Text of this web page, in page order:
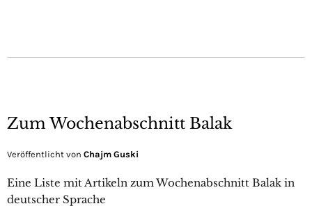
Zum Wochenabschnitt Balak
Veröffentlicht von Chajm Guski
Eine Liste mit Artikeln zum Wochenabschnitt Balak in
deutscher Sprache